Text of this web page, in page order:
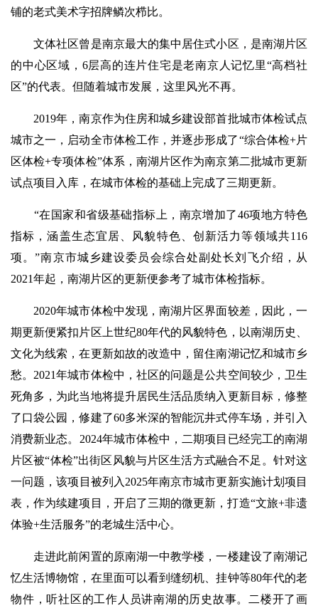
铺的老式美术字招牌鳞次栉比。
文体社区曾是南京最大的集中居住式小区，是南湖片区
的中心区域，6层高的连片住宅是老南京人记忆里“高档社
区”的代表。但随着城市发展，这里风光不再。
2019年，南京作为住房和城乡建设部首批城市体检试点
城市之一，启动全市体检工作，并逐步形成了“综合体检+片
区体检+专项体检”体系，南湖片区作为南京第二批城市更新
试点项目入库，在城市体检的基础上完成了三期更新。
“在国家和省级基础指标上，南京增加了46项地方特色
指标，涵盖生态宜居、风貌特色、创新活力等领域共116
项。”南京市城乡建设委员会综合处副处长刘飞介绍，从
2021年起，南湖片区的更新便参考了城市体检指标。
2020年城市体检中发现，南湖片区界面较差，因此，一
期更新便紧扣片区上世纪80年代的风貌特色，以南湖历史、
文化为线索，在更新如故的改造中，留住南湖记忆和城市乡
愁。2021年城市体检中，社区的问题是公共空间较少，卫生
死角多，为此当地将提升居民生活品质纳入更新目标，修整
了口袋公园，修建了60多米深的智能沉井式停车场，并引入
消费新业态。2024年城市体检中，二期项目已经完工的南湖
片区被“体检”出街区风貌与片区生活方式融合不足。针对这
一问题，该项目被列入2025年南京市城市更新实施计划项目
表，作为续建项目，开启了三期的微更新，打造“文旅+非遗
体验+生活服务”的老城生活中心。
走进此前闲置的原南湖一中教学楼，一楼建设了南湖记
忆生活博物馆，在里面可以看到缝纫机、挂钟等80年代的老
物件，听社区的工作人员讲南湖的历史故事。二楼开了画